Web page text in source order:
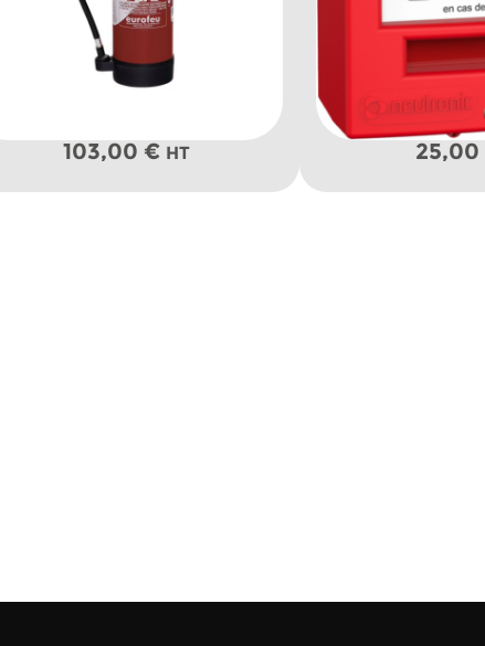
103,00 € HT 25,00